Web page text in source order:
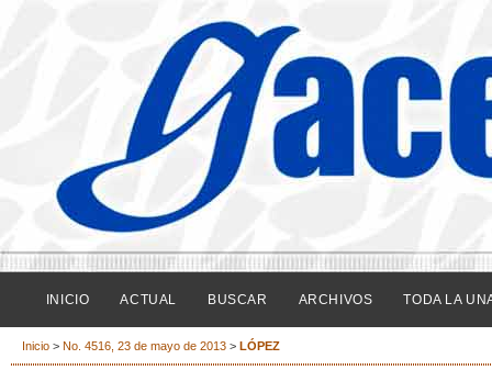
INICIO ACTUAL BUSCAR ARCHIVOS TODA LA
Inicio > No. 4516, 23 de mayo de 2013 > LÓPEZ